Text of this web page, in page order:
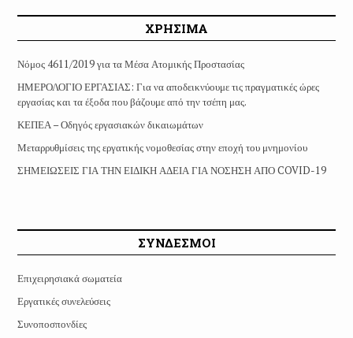
ΧΡΗΣΙΜΑ
Νόμος 4611/2019 για τα Μέσα Ατομικής Προστασίας
ΗΜΕΡΟΛΟΓΙΟ ΕΡΓΑΣΙΑΣ: Για να αποδεικνύουμε τις πραγματικές ώρες
εργασίας και τα έξοδα που βάζουμε από την τσέπη μας.
ΚΕΠΕΑ – Οδηγός εργασιακών δικαιωμάτων
Μεταρρυθμίσεις της εργατικής νομοθεσίας στην εποχή του μνημονίου
ΣΗΜΕΙΩΣΕΙΣ ΓΙΑ ΤΗΝ ΕΙΔΙΚΗ ΑΔΕΙΑ ΓΙΑ ΝΟΣΗΣΗ ΑΠΟ COVID-19
ΣΥΝΔΕΣΜΟΙ
Επιχειρησιακά σωματεία
Εργατικές συνελεύσεις
Συνοποσπονδίες